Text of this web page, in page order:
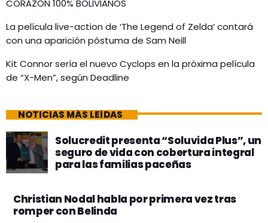
CORAZÓN 100% BOLIVIANOS
La película live-action de ‘The Legend of Zelda’ contará
con una aparición póstuma de Sam Neill
Kit Connor sería el nuevo Cyclops en la próxima película
de “X-Men”, según Deadline
NOTICIAS MÁS LEÍDAS
Solucredit presenta “Soluvida Plus”, un
seguro de vida con cobertura integral
para las familias paceñas
Christian Nodal habla por primera vez tras
romper con Belinda